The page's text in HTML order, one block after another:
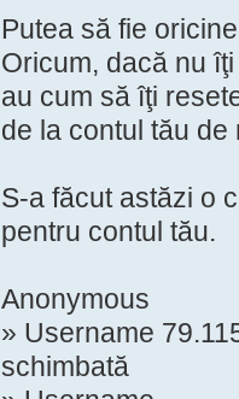
Putea să fie
Oricum, dacă nu
au cum să îţi
de la contul tău
S-a făcut astăzi o
pentru contul tău.
Anonymous
» Username
schimbată